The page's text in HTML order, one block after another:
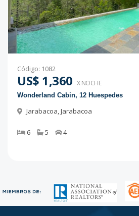
Código: 1082
US$ 1,360 X NOCHE
Wonderland Cabin, 12 Huespedes
Jarabacoa,Jarabacoa
6 5 4